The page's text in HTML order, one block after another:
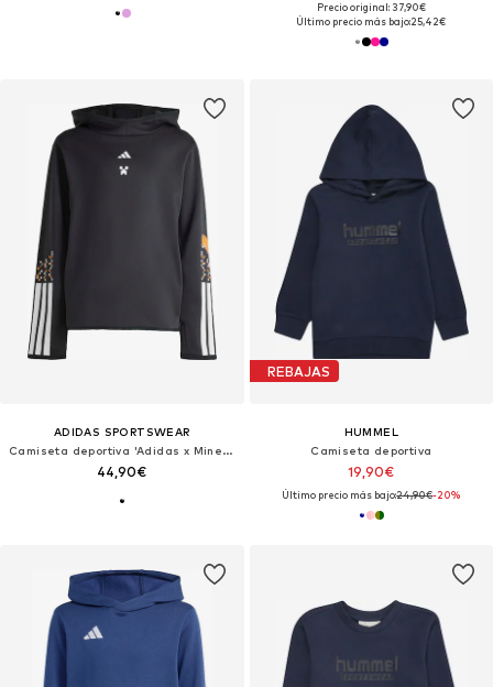
Precio original: 37,90€
Último precio más bajo:25,42€
ADIDAS SPORTSWEAR
Camiseta deportiva 'Adidas x Minecraft'
44,90€
REBAJAS
HUMMEL
Camiseta deportiva
19,90€
Último precio más bajo:24,90€-20%